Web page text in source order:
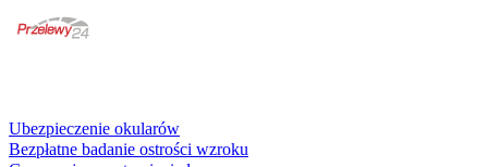
Ubezpieczenie okularów
Bezpłatne badanie ostrości wzroku